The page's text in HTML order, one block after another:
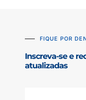
FIQUE POR
Inscreva-se e
atualizadas